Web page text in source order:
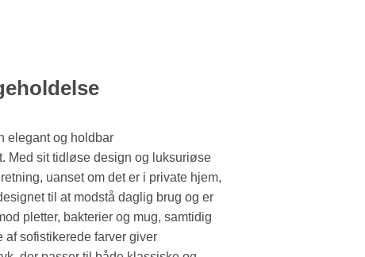
elegant og holdbar
Med sit tidløse design og luksuriøse
uanset om det er i private hjem,
til at modstå daglig brug og er
pletter, bakterier og mug, samtidig
af sofistikerede farver giver